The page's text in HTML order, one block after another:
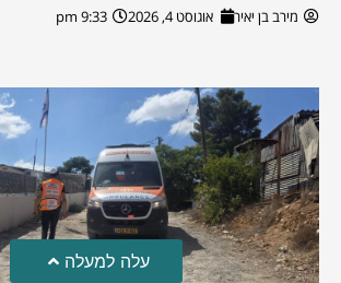
מירב בן יאיר אוגוסט 4, 2026 9:33 pm
עלה למעלה